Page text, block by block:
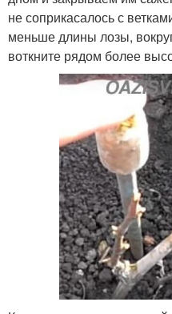
не соприкасалось с
меньше длины лозы,
воткните рядом более